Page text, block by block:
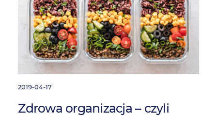
2019-04-17
Zdrowa organizacja – czyli